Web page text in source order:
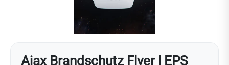
Ajax Brandschutz Flyer | EPS